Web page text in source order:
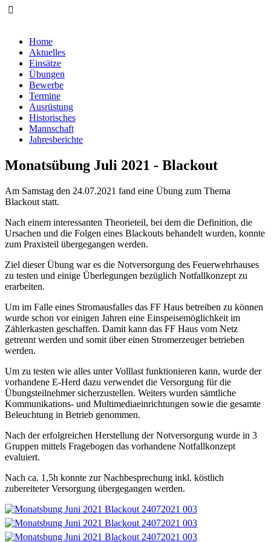
Home
Aktuelles
Einsätze
Übungen
Bewerbe
Termine
Ausrüstung
Historisches
Mannschaft
Jahresberichte
Monatsübung Juli 2021 - Blackout
Am Samstag den 24.07.2021 fand eine Übung zum Thema
Blackout statt.
Nach einem interessanten Theorieteil, bei dem die Definition, die
Ursachen und die Folgen eines Blackouts behandelt wurden, konnte
zum Praxisteil übergegangen werden.
Ziel dieser Übung war es die Notversorgung des Feuerwehrhauses
zu testen und einige Überlegungen bezüglich Notfallkonzept zu
erarbeiten.
Um im Falle eines Stromausfalles das FF Haus betreiben zu können
wurde schon vor einigen Jahren eine Einspeisemöglichkeit im
Zählerkasten geschaffen. Damit kann das FF Haus vom Netz
getrennt werden und somit über einen Stromerzeuger betrieben
werden.
Um zu testen wie alles unter Volllast funktionieren kann, wurde der
vorhandene E-Herd dazu verwendet die Versorgung für die
Übungsteilnehmer sicherzustellen. Weiters wurden sämtliche
Kommunikations- und Multimediaeinrichtungen sowie die gesamte
Beleuchtung in Betrieb genommen.
Nach der erfolgreichen Herstellung der Notversorgung wurde in 3
Gruppen mittels Fragebogen das vorhandene Notfallkonzept
evaluiert.
Nach ca. 1,5h konnte zur Nachbesprechung inkl. köstlich
zubereiteter Versorgung übergegangen werden.